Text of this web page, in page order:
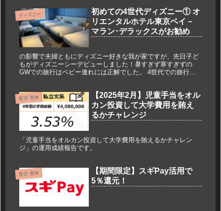
ディズニー
初めての4世代ディズニー① オ
リエンタルホテル東京ベイ－
マラン･デラックスがお勧め
の影響で夫婦ともにディズニー好きな我が家ですが、先日子ど
もがディズニーシーデビューしました！暑すぎず寒すぎずの
GWでの旅行はベビー連れには正解でした。 4世代での旅行と
代でパークへ行く方の参考になったら幸いです。
育児･育休
【2025年2月】児童手当をオル
カン投資して大学費用を賄え
るかチャレンジ
「児童手当をオルカン投資して大学費用を賄えるかチャレン
ジ」の運用成績報告です。
育児･育休
【期間限定】スギPay活用で
5％還元！